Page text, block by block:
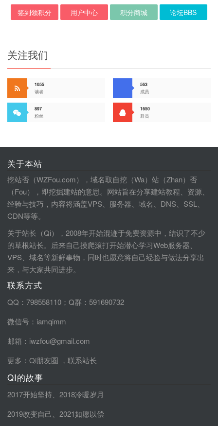
签到领积分 用户中心 积分商城 论坛BBS
关注我们
1055
读者
563
成员
897
粉丝
1650
群员
关于本站
挖站否（WZFou.com），域名取自挖（Wa）站（Zhan）否
（Fou），即挖掘建站的意思。网站旨在分享建站教程、资源、
经验与技巧，内容将涵盖VPS、服务器、域名、DNS、SSL、
CDN等等。
关于站长（Qi），2008年开始混迹于免费资源中，结识了不少
的草根站长。后来自己摸爬滚打开始潜心学习Web服务器、
VPS、域名等新鲜事物，同时也愿意将自己经验与做法分享出
来，与大家共同进步。
联系方式
QQ：798558110；Q群：591690732
微信号：iamqimm
邮箱：iwzfou@gmail.com
更多： Qi朋友圈 ， 联系站长
QI的故事
2017开始坚持
2018冷暖岁月
2019改变自己
2021如愿以偿